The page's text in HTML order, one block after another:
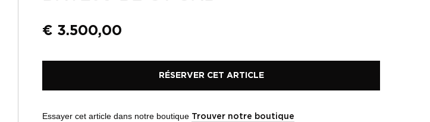
€ 3.500,00
RÉSERVER CET ARTICLE
Essayer cet article dans notre boutique Trouver notre boutique